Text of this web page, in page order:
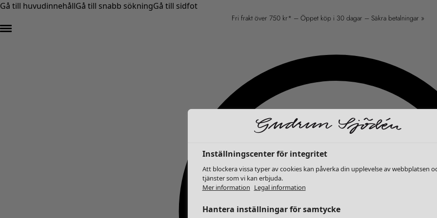
Gå till huvudinnehållGå till snabb sökningGå till sidfot
Fri frakt över 750 kr* – Öppet köp i 30 dagar – Säkra betalningar »
Inställningscenter för integritet
Att blockera vissa typer av cookies kan påverka din upplevelse av webbplatsen
tjänster som vi kan erbjuda.
Mer information Legal information
Hantera inställningar för samtycke